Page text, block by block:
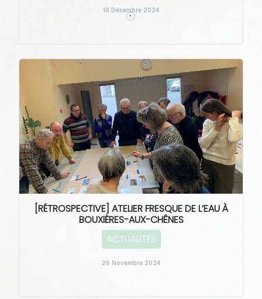
10 Décembre 2024
[RÉTROSPECTIVE] ATELIER FRESQUE DE L’EAU À
BOUXIÈRES-AUX-CHÊNES
ACTUALITÉS
26 Novembre 2024